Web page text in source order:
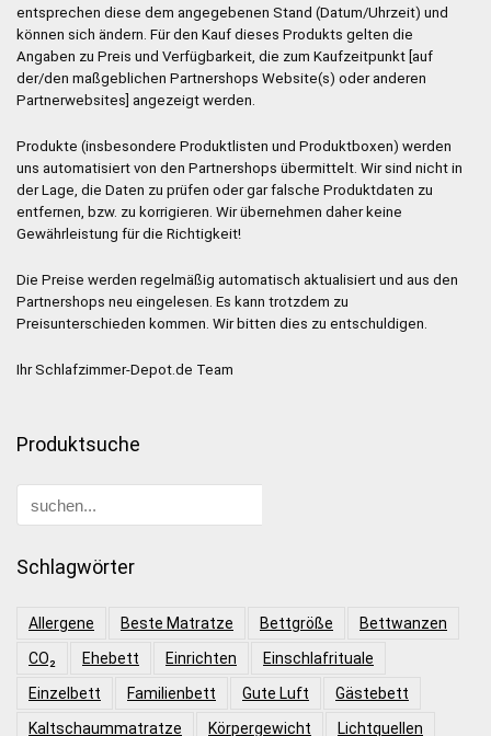
entsprechen diese dem angegebenen Stand (Datum/Uhrzeit) und
können sich ändern. Für den Kauf dieses Produkts gelten die
Angaben zu Preis und Verfügbarkeit, die zum Kaufzeitpunkt [auf
der/den maßgeblichen Partnershops Website(s) oder anderen
Partnerwebsites] angezeigt werden.
Produkte (insbesondere Produktlisten und Produktboxen) werden
uns automatisiert von den Partnershops übermittelt. Wir sind nicht in
der Lage, die Daten zu prüfen oder gar falsche Produktdaten zu
entfernen, bzw. zu korrigieren. Wir übernehmen daher keine
Gewährleistung für die Richtigkeit!
Die Preise werden regelmäßig automatisch aktualisiert und aus den
Partnershops neu eingelesen. Es kann trotzdem zu
Preisunterschieden kommen. Wir bitten dies zu entschuldigen.
Ihr Schlafzimmer-Depot.de Team
Produktsuche
Schlagwörter
Allergene Beste Matratze Bettgröße
Bettwanzen
CO₂
Ehebett Einrichten
Einschlafrituale
Einzelbett
Familienbett Gute Luft
Gästebett
Kaltschaummatratze
Körpergewicht Lichtquellen